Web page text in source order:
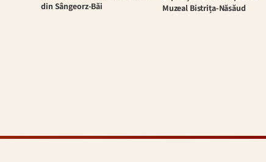
din Sângeorz-Băi
Muzeal Bistrița-Năsăud